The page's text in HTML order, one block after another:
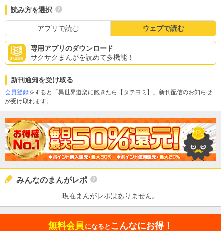
読み方を選択
アプリで読む ウェブで読む
専用アプリのダウンロード
サクサクまんがを読めて多機能！
新刊通知を受け取る
会員登録をすると「異世界道楽に飽きたら【タテヨミ】」新刊配信のお知らせ
が受け取れます。
みんなのまんがレポ
現在まんがレポはありません。
無料会員 になると こんなにお得！